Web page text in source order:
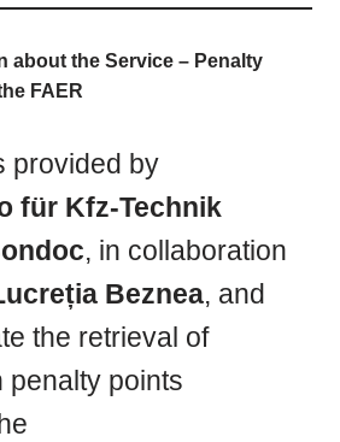
about the Service – Penalty
FAER
provided by
für Kfz-Technik
, in collaboration
Beznea, and
the retrieval of
penalty points